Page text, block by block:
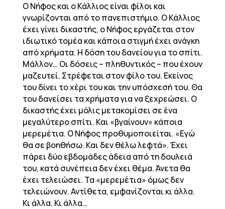
Ο Νήφος και ο Κάλλιος είναι φίλοι και
γνωρίζονται από το πανεπιστήμιο. Ο Κάλλιος
έχει γίνει δικαστής, ο Νήφος εργάζεται στον
ιδιωτικό τομέα και κάποια στιγμή έχει ανάγκη
από χρήματα. Η δόση του δανείου για το σπίτι.
Μάλλον… Οι δόσεις – πληθυντικός – που έχουν
μαζευτεί. Στρέφεται στον φίλο του. Εκείνος
του δίνει το χέρι του και την υπόσχεσή του. Θα
του δανείσει τα χρήματα για να ξεχρεώσει. Ο
δικαστής έχει μόλις μετακομίσει σε ένα
μεγαλύτερο σπίτι. Και «βγαίνουν» κάποια
μερεμέτια. Ο Νήφος προθυμοποιείται. «Εγώ
θα σε βοηθήσω. Και δεν θέλω λεφτά». Έχει
πάρει δύο εβδομάδες άδεια από τη δουλειά
του, κατά συνέπεια δεν έχει θέμα. Άνετα θα
έχει τελειώσει. Τα «μερεμέτια» όμως δεν
τελειώνουν. Αντίθετα, εμφανίζονται κι άλλα.
Κι άλλα. Κι άλλα…